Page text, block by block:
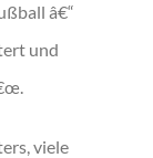
â€“
und
viele